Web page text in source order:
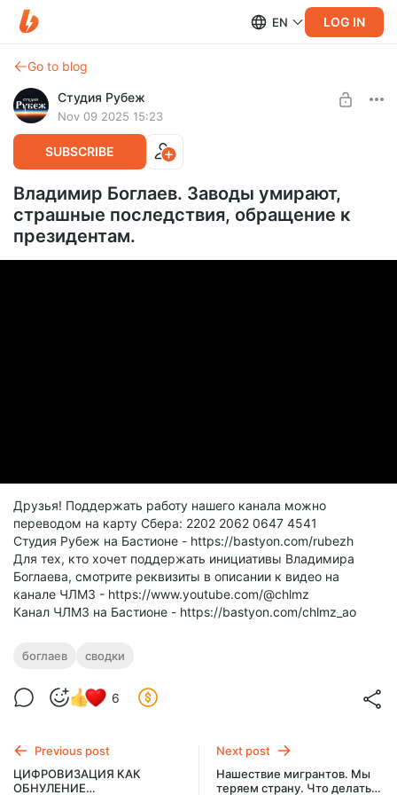
EN LOG IN
Go to blog
Студия Рубеж
Nov 09 2025 15:23
SUBSCRIBE
Владимир Боглаев. Заводы умирают,
страшные последствия, обращение к
президентам.
Друзья! Поддержать работу нашего канала можно
переводом на карту Сбера: 2202 2062 0647 4541
Студия Рубеж на Бастионе - https://bastyon.com/rubezh
Для тех, кто хочет поддержать инициативы Владимира
Боглаева, смотрите реквизиты в описании к видео на
канале ЧЛМЗ - https://www.youtube.com/@chlmz
Канал ЧЛМЗ на Бастионе - https://bastyon.com/chlmz_ao
боглаев сводки
6
Previous post
ЦИФРОВИЗАЦИЯ КАК
ОБНУЛЕНИЕ
Next post
Нашествие мигрантов. Мы
теряем страну. Что делать /